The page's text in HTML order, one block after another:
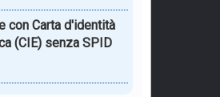
con Carta d'identità
(CIE) senza SPID